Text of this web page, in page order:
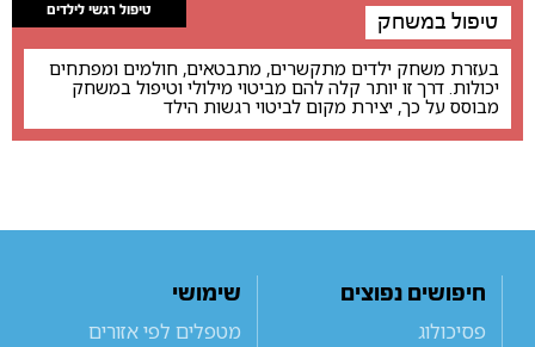
טיפול רגשי לילדים טיפול במשחק
בעזרת משחק ילדים מתקשרים, מתבטאים, חולמים ומפתחים
יכולות. דרך זו יותר קלה להם מביטוי מילולי וטיפול במשחק
מבוסס על כך, יצירת מקום לביטוי רגשות הילד
חיפושים נפוצים
פסיכולוג
שימושי
מטפלים לפי אזורים